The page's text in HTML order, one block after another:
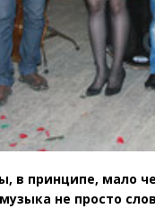
в принципе, мало
не просто